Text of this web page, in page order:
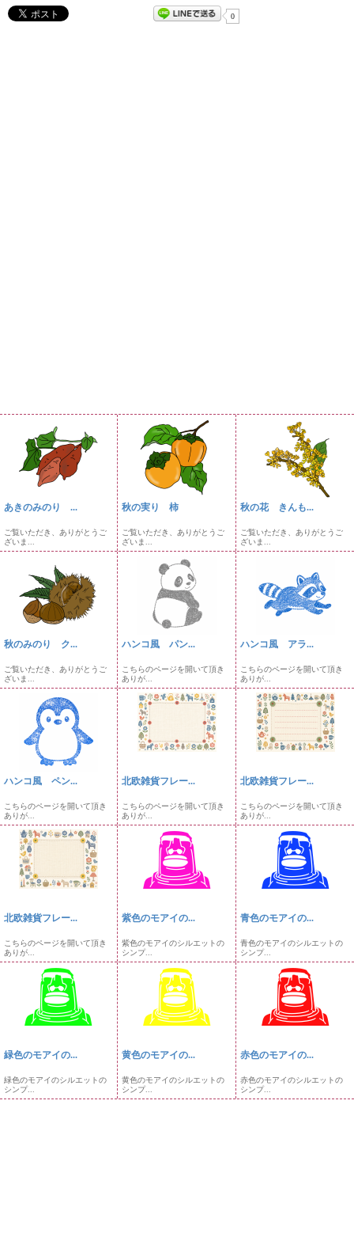
0
あきのみのり ...
ご覧いただき、ありがとうご
ざいま...
秋の実り 柿
ご覧いただき、ありがとうご
ざいま...
秋の花 きんも...
ご覧いただき、ありがとうご
ざいま...
秋のみのり ク...
ご覧いただき、ありがとうご
ざいま...
ハンコ風 パン...
こちらのページを開いて頂き
ありが...
ハンコ風 アラ...
こちらのページを開いて頂き
ありが...
ハンコ風 ペン...
こちらのページを開いて頂き
ありが...
北欧雑貨フレー...
こちらのページを開いて頂き
ありが...
北欧雑貨フレー...
こちらのページを開いて頂き
ありが...
北欧雑貨フレー...
こちらのページを開いて頂き
ありが...
紫色のモアイの...
紫色のモアイのシルエットの
シンプ...
青色のモアイの...
青色のモアイのシルエットの
シンプ...
緑色のモアイの...
緑色のモアイのシルエットの
シンプ...
黄色のモアイの...
黄色のモアイのシルエットの
シンプ...
赤色のモアイの...
赤色のモアイのシルエットの
シンプ...